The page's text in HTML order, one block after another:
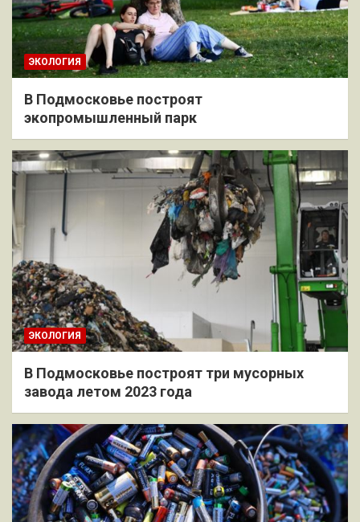
ЭКОЛОГИЯ
В Подмосковье построят
экопромышленный парк
ЭКОЛОГИЯ
В Подмосковье построят три мусорных
завода летом 2023 года